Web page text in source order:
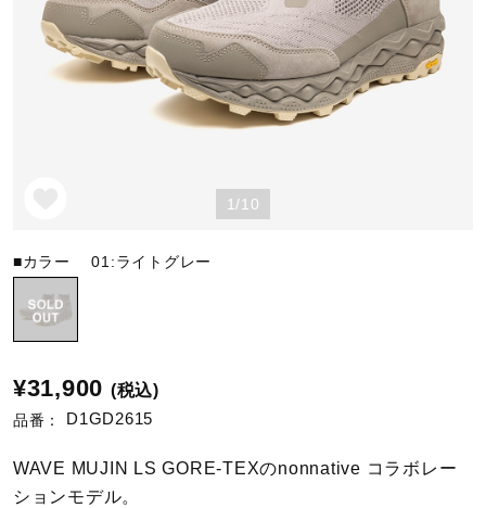
ゴルフ
テニス／ソフトテニス
陸上競技
卓球
1/10
■カラー01:ライトグレー
¥31,900 (税込)
品番： D1GD2615
WAVE MUJIN LS GORE-TEXのnonnative コラボレー
ションモデル。